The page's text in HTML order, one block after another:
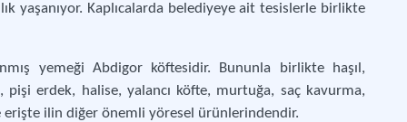
yaşanıyor. Kaplıcalarda belediyeye ait tesislerle birlikte
yemeği Abdigor köftesidir. Bununla birlikte haşıl,
pişi erdek, halise, yalancı köfte, murtuğa, saç kavurma,
erişte ilin diğer önemli yöresel ürünlerindendir.